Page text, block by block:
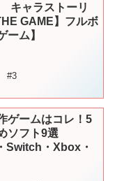
キャラストーリ
GAME】フルボ
ム】
#3
ゲームはコレ！5
ソフト9選
Switch・Xbox・